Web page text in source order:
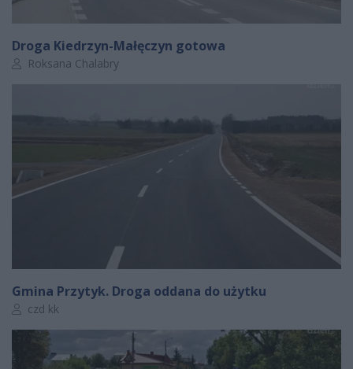
Droga Kiedrzyn-Małęczyn gotowa
Autor artykułu:
Roksana Chalabry
Gmina Przytyk. Droga oddana do użytku
Autor artykułu:
czd kk